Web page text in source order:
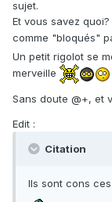
sujet.
Et vous savez
comme "bloqués"
Un petit rigolot se
merveille
Sans doute @+, et
Edit :
Citation
Ils sont cons